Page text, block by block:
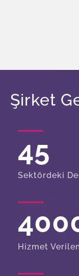
Şirket
45
Sektördeki
Hizmet